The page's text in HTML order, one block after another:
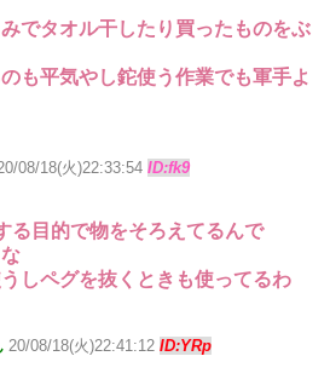
でタオル干したり買ったものをぶ
も平気やし鉈使う作業でも軍手よ
08/18(火)22:33:54 ID:fk9
る目的で物をそろえてるんで
しペグを抜くときも使ってるわ
20/08/18(火)22:41:12 ID:YRp